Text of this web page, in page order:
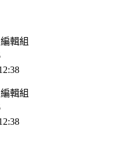
輯組
編輯組